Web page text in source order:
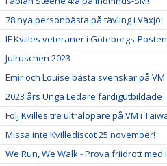
78 nya personbästa på tävling i Växjö!
IF Kvilles veteraner i Göteborgs-Posten
Julruschen 2023
Emir och Louise bästa svenskar på VM
2023 års Unga Ledare färdigutbildade
Följ Kvilles tre ultralöpare på VM i
Missa inte Kvillediscot 25 november!
We Run, We Walk - Prova friidrott med